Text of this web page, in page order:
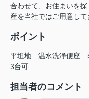
合わせて、お住まいを
産を当社ではご用意し
ポイント
平坦地 温水洗浄便座
3台可
担当者のコメント